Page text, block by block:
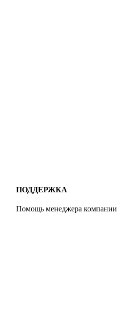
ПОДДЕРЖКА
Помощь менеджера компании